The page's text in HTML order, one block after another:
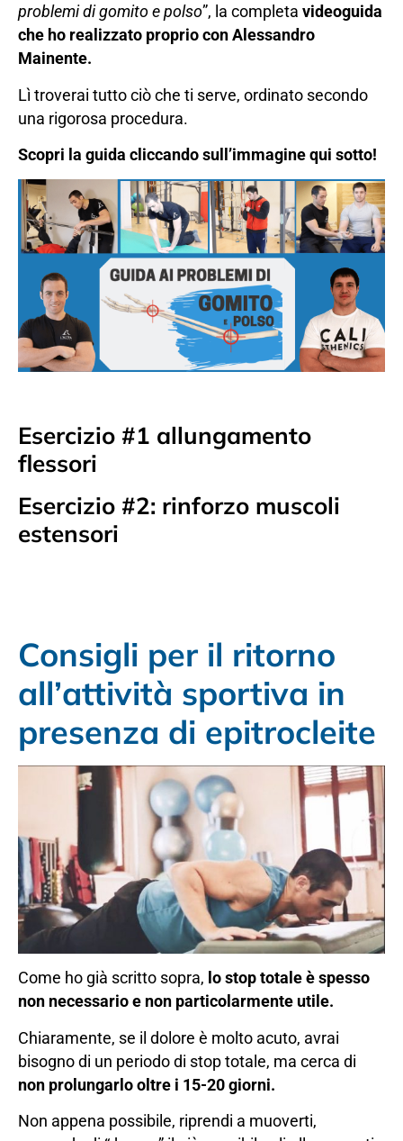
problemi di gomito e polso”, la completa videoguida
che ho realizzato proprio con Alessandro
Mainente.
Lì troverai tutto ciò che ti serve, ordinato secondo
una rigorosa procedura.
Scopri la guida cliccando sull’immagine qui sotto!
Esercizio #1 allungamento
flessori
Esercizio #2: rinforzo muscoli
estensori
Consigli per il ritorno
all’attività sportiva in
presenza di epitrocleite
Come ho già scritto sopra, lo stop totale è spesso
non necessario e non particolarmente utile.
Chiaramente, se il dolore è molto acuto, avrai
bisogno di un periodo di stop totale, ma cerca di
non prolungarlo oltre i 15-20 giorni.
Non appena possibile, riprendi a muoverti,